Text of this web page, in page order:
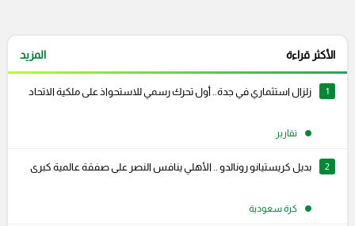
الأكثر قراءة المزيد
1 زلزال استثماري في جدة.. أول تحرك رسمي للاستحواذ على ملكية الاتحاد
تقارير
2 بديل كريستيانو رونالدو .. الأهلي ينافس النصر على صفقة عالمية كبرى
كرة سعودية